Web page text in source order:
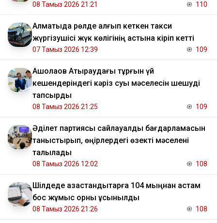
08 Тамыз 2026 21:21 110
Алматыда рөлде қалғып кеткен такси
жүргізушісі жүк көлігінің астына кіріп кетті
07 Тамыз 2026 12:39 109
​Ақшолақов Атыраудағы тұрғын үй
кешендеріндегі кәріз суы мәселесін шешуді
тапсырды
08 Тамыз 2026 21:25 109
Әділет партиясы сайлауалды бағдарламасын
таныстырып, өңірлердегі өзекті мәселені
талқылады
08 Тамыз 2026 12:02 108
​Шілдеде қазақстандықтарға 104 мыңнан астам
бос жұмыс орны ұсынылды
08 Тамыз 2026 21:26 108